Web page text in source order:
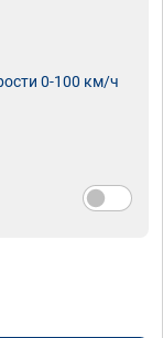
0-100 км/ч